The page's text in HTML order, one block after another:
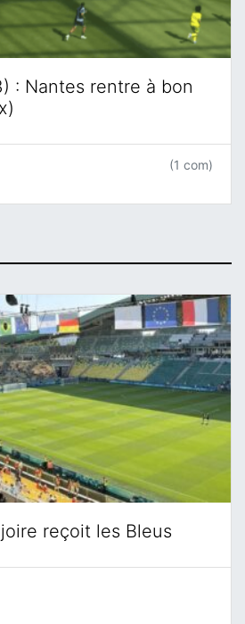
: Nantes rentre à bon
(1 com)
reçoit les Bleus